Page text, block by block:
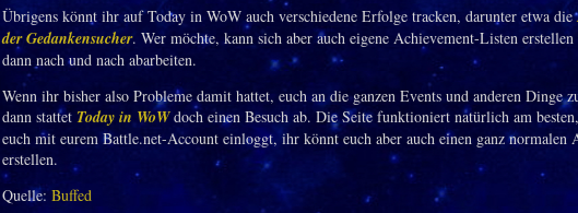
Übrigens könnt ihr auf Today in WoW auch verschiedene Erfolge tracken, darunter etwa die
der Gedankensucher. Wer möchte, kann sich aber auch eigene Achievement-Listen
dann nach und nach abarbeiten.
Wenn ihr bisher also Probleme damit hattet, euch an die ganzen Events und anderen Dinge
dann stattet Today in WoWdoch einen Besuch ab. Die Seite funktioniert natürlich am
euch mit eurem Battle.net-Account einloggt, ihr könnt euch aber auch einen ganz normalen
erstellen.
Quelle:Buffed